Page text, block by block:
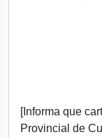
[Informa que
Provincial de